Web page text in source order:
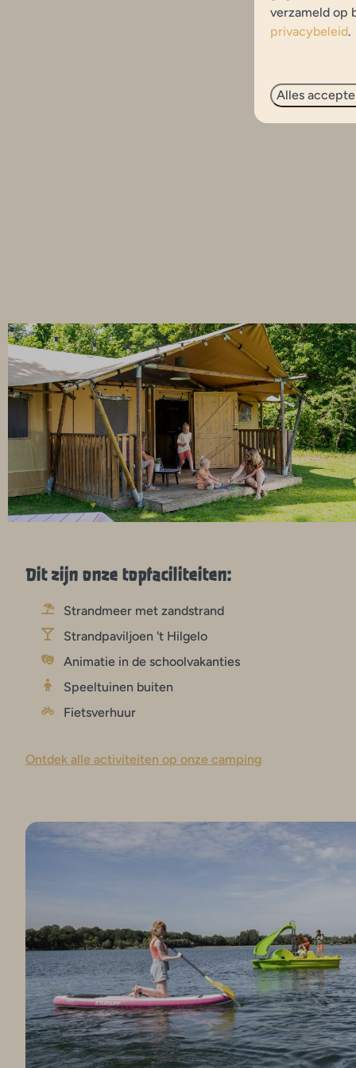
Dit zijn onze topfaciliteiten:
Strandmeer met zandstrand
Strandpaviljoen 't Hilgelo
Animatie in de schoolvakanties
Speeltuinen buiten
Fietsverhuur
Ontdek alle activiteiten op onze camping
verzameld op
privacybeleid.
Alles